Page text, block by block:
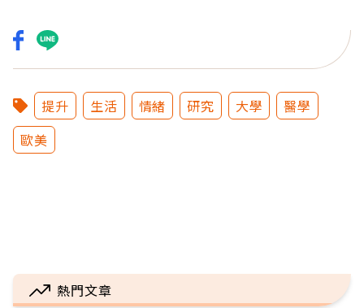
提升 生活 情緒 研究 大學
醫學
歐美
熱門文章